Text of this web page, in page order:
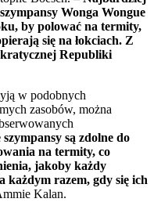
Wonga Wongue
by polować na termity,
się na łokciach. Z
Republiki
w podobnych
zasobów, można
są zdolne do
na termity, co
jakoby każdy
każdym razem, gdy się ich
Kalan.